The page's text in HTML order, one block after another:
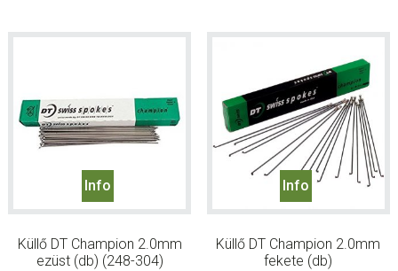
Info
Küllő DT Champion 2.0mm
ezüst (db) (248-304)
Info
Küllő DT Champion 2.0mm
fekete (db)